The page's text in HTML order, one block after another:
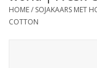
Tafelhaarden
HOME/ SOJAKAARS MET
COTTON